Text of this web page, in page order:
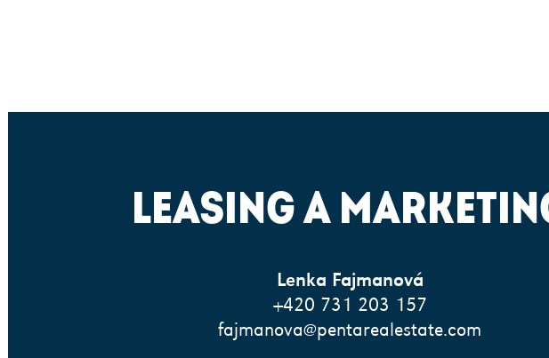
LEASING A
Lenka Fajmanová
+420 731 203 157
fajmanova@pentarealestate.com